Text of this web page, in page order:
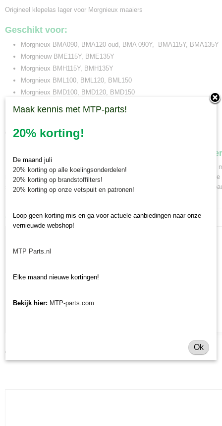
Origineel klepelas lager voor Morgnieux maaiers
Geschikt voor:
Morgnieux BMA090, BMA120 oud, BMA 090Y, BMA115Y, BMA135Y
Morgnieuw BME115Y, BME135Y
Morgnieux BMH115Y, BMH135Y
Morgnieux BML100, BML120, BML150
Morgnieux BMD100, BMD120, BMD150
Morgnieux BMR120, BMR150, BMR180
Morgnieux BMO115Y, BMO135Y
Onderdeelnummer Morgnieux: C141.UCF207
Minitractorparts.nl, uw leverancier voor
Minitractorparts heeft een groot assortiment onderdelen op het gebied van
miditractoren, compacttractoren en aanbouwwerktuigen. Wij verkopen
specialisme de Japanse minitractormerken Yanmar, Iseki, Kubota en
Ook interessant
Rollager looprol Morgnieux BMA/BME/BMH/BML/BMR/BMO - imitatie
€ 13,06
Maak kennis met MTP-parts!
20% korting!
De maand juli
20% korting op alle koelingsonderdelen!
20% korting op brandstoffilters!
20% korting op onze vetspuit en patronen!
Loop geen korting mis en ga voor actuele aanbiedingen naar onze
vernieuwde webshop!
MTP Parts.nl
Elke maand nieuwe kortingen!
Bekijk hier: MTP-parts.com
Ok